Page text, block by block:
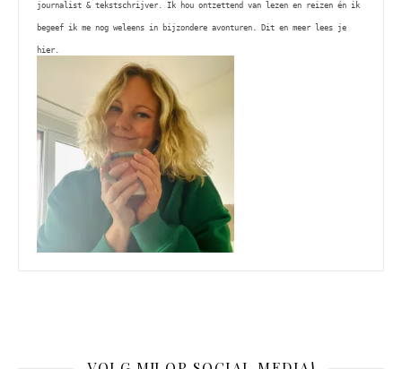
journalist & tekstschrijver. Ik hou ontzettend van lezen en reizen én ik
begeef ik me nog weleens in bijzondere avonturen. Dit en meer lees je
hier.